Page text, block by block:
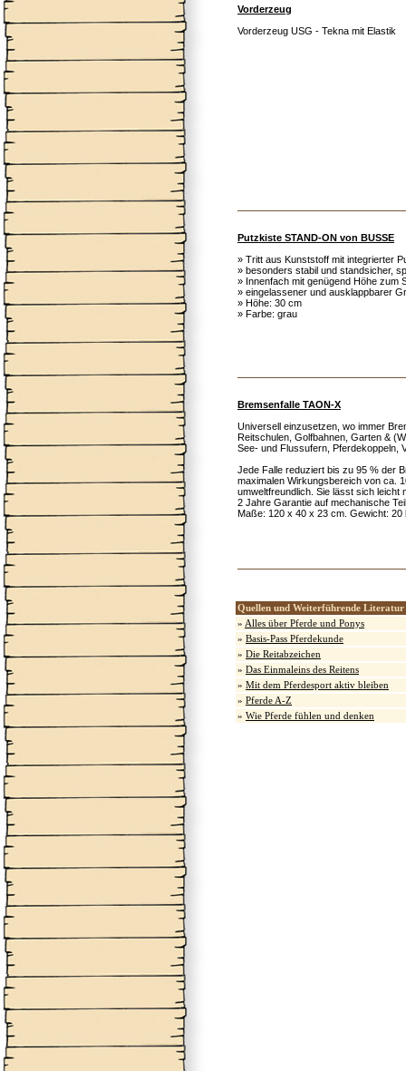
Vorderzeug
Vorderzeug USG - Tekna mit Elastik
Putzkiste STAND-ON von BUSSE
» Tritt aus Kunststoff mit integrierter
» besonders stabil und standsicher,
» Innenfach mit genügend Höhe zum
» eingelassener und ausklappbarer
» Höhe: 30 cm
» Farbe: grau
Bremsenfalle TAON-X
Universell einzusetzen, wo immer
Reitschulen, Golfbahnen, Garten &
See- und Flussufern, Pferdekoppeln,
Jede Falle reduziert bis zu 95 % der
maximalen Wirkungsbereich von ca.
umweltfreundlich. Sie lässt sich leicht
2 Jahre Garantie auf mechanische
Maße: 120 x 40 x 23 cm. Gewicht: 20
Quellen und Weiterführende Literatur
» Alles über Pferde und Ponys
» Basis-Pass Pferdekunde
» Die Reitabzeichen
» Das Einmaleins des Reitens
» Mit dem Pferdesport aktiv bleiben
» Pferde A-Z
» Wie Pferde fühlen und denken